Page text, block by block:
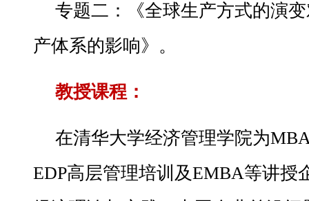
专题二：《全球生产方式的演
产体系的影响》。
教授课程：
在清华大学经济管理学院为
EDP高层管理培训及EMBA等讲授